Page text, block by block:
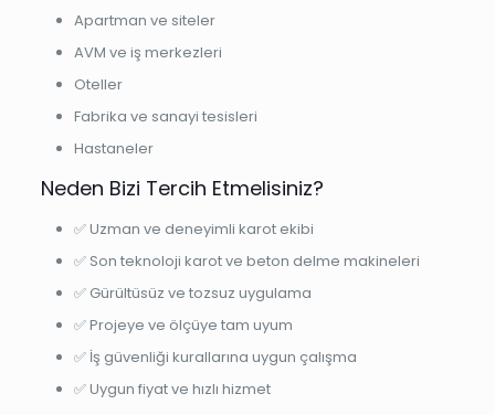
Apartman ve siteler
AVM ve iş merkezleri
Oteller
Fabrika ve sanayi tesisleri
Hastaneler
Neden Bizi Tercih Etmelisiniz?
✅ Uzman ve deneyimli karot ekibi
✅ Son teknoloji karot ve beton delme makineleri
✅ Gürültüsüz ve tozsuz uygulama
✅ Projeye ve ölçüye tam uyum
✅ İş güvenliği kurallarına uygun çalışma
✅ Uygun fiyat ve hızlı hizmet